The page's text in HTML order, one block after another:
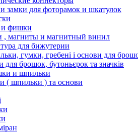
замки для фоторамок и шкатулок
фишки
, магниты и магнитный винил
для бижутерии
гумки, гребені і основи для
для брошок, бутоньєрок та значків
и шпильки
( шпильки ) та основи